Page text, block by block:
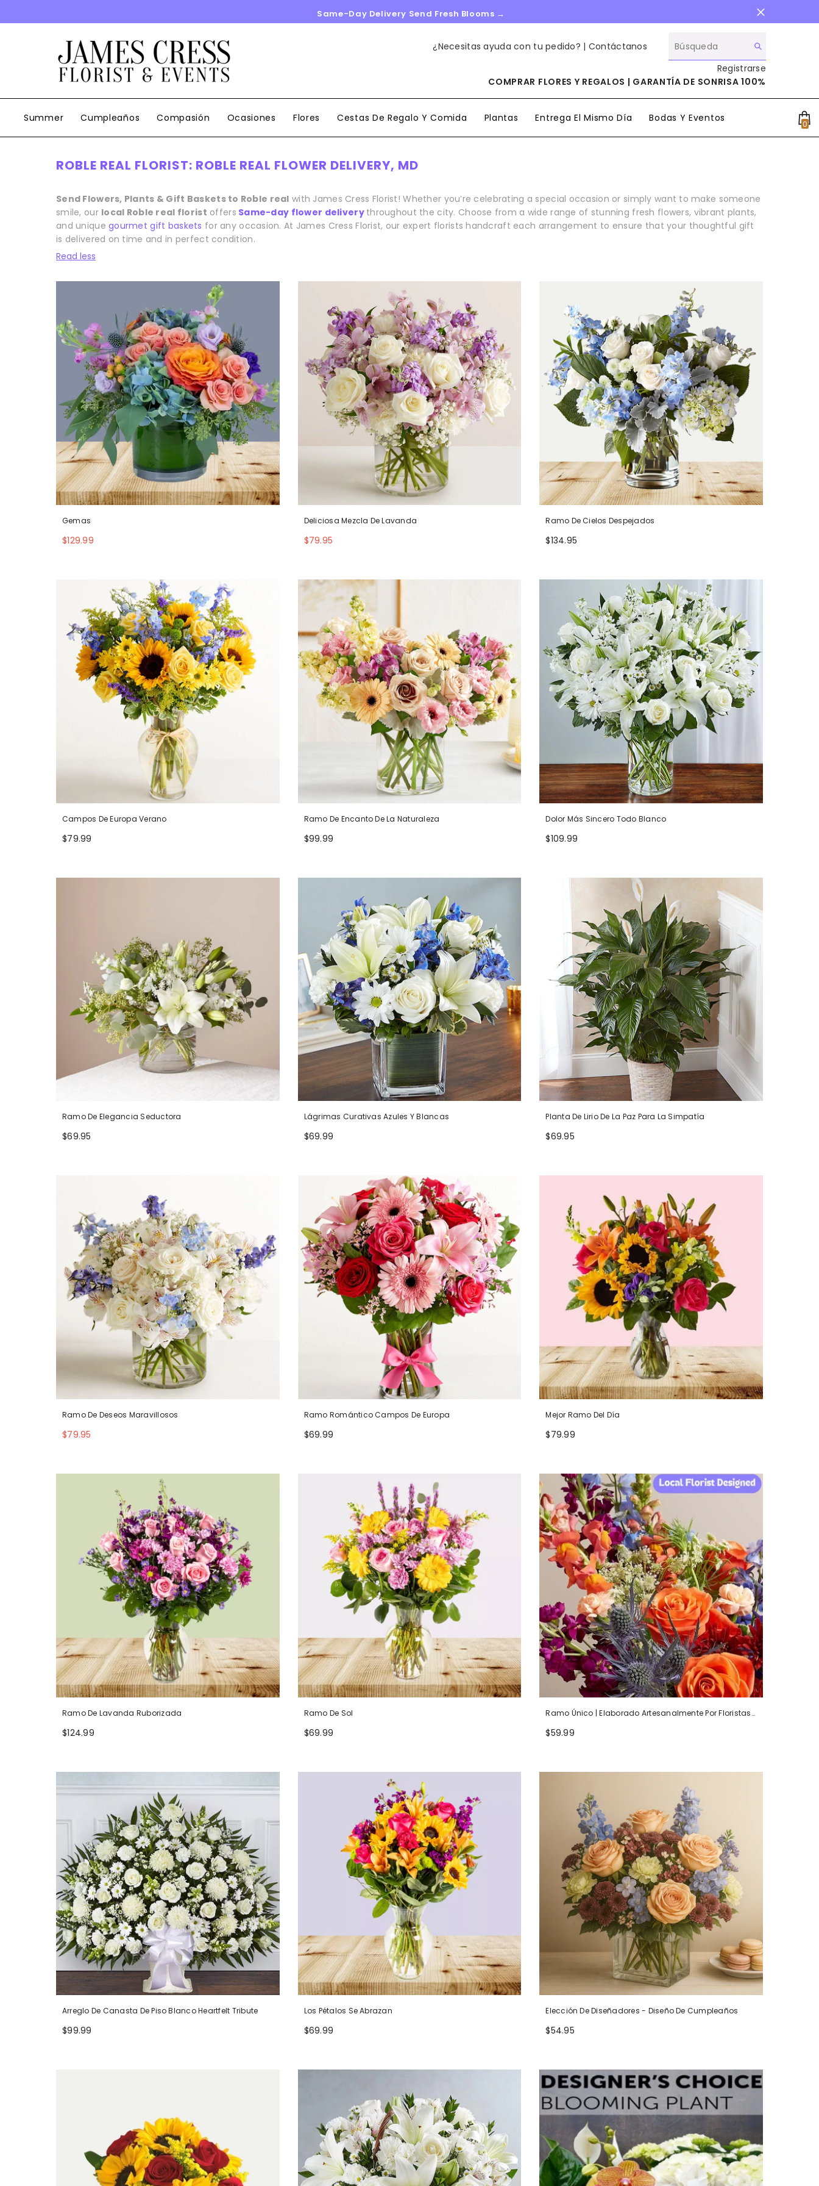
Same-Day Delivery Send Fresh Blooms →
¿Necesitas ayuda con tu pedido? | Contáctanos
Registrarse
COMPRAR FLORES Y REGALOS | GARANTÍA DE SONRISA 100%
Summer Cumpleaños Compasión Ocasiones Flores Cestas De Regalo Y Comida Plantas Entrega El Mismo Día Bodas Y Eventos
00
ROBLE REAL FLORIST: ROBLE REAL FLOWER DELIVERY, MD
Send Flowers, Plants & Gift Baskets to Roble real with James Cress Florist! Whether you’re celebrating a special occasion or simply want to make someone
smile, our local Roble real florist offers Same-day flower delivery throughout the city. Choose from a wide range of stunning fresh flowers, vibrant plants,
and uniquegourmet gift baskets for any occasion. At James Cress Florist, our expert florists handcraft each arrangement to ensure that your thoughtful gift
is delivered on time and in perfect condition.
Read less
Gemas
$129.99
Deliciosa Mezcla De Lavanda
$79.95
Ramo De Cielos Despejados
$134.95
Campos De Europa Verano
$79.99
Ramo De Encanto De La Naturaleza
$99.99
Dolor Más Sincero Todo Blanco
$109.99
Ramo De Elegancia Seductora
$69.95
Lágrimas Curativas Azules Y Blancas
$69.99
Planta De Lirio De La Paz Para La Simpatía
$69.95
Ramo De Deseos Maravillosos
$79.95
Ramo Romántico Campos De Europa
$69.99
Mejor Ramo Del Día
$79.99
Ramo De Lavanda Ruborizada
$124.99
Ramo De Sol
$69.99
Ramo Único | Elaborado Artesanalmente Por Floristas
Locales
$59.99
Arreglo De Canasta De Piso Blanco Heartfelt Tribute
$99.99
Los Pétalos Se Abrazan
$69.99
Elección De Diseñadores - Diseño De Cumpleaños
$54.95